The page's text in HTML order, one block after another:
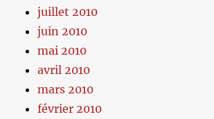
juillet 2010
juin 2010
mai 2010
avril 2010
mars 2010
février 2010